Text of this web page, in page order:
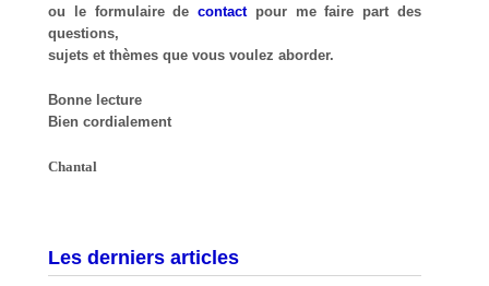
ou le formulaire decontact pour me faire part des
questions,
sujets et thèmes que vous voulez aborder.
Bonne lecture
Bien cordialement
Chantal
Les derniers articles